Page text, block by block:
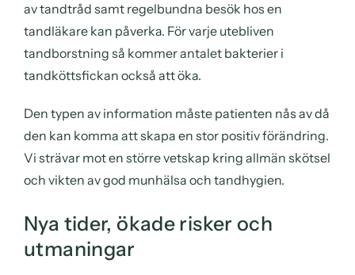
av tandtråd samt regelbundna besök hos en
tandläkare kan påverka. För varje utebliven
tandborstning så kommer antalet bakterier i
tandköttsfickan också att öka.
Den typen av information måste patienten nås av då
den kan komma att skapa en stor positiv förändring.
Vi strävar mot en större vetskap kring allmän skötsel
och vikten av god munhälsa och tandhygien.
Nya tider, ökade risker och
utmaningar